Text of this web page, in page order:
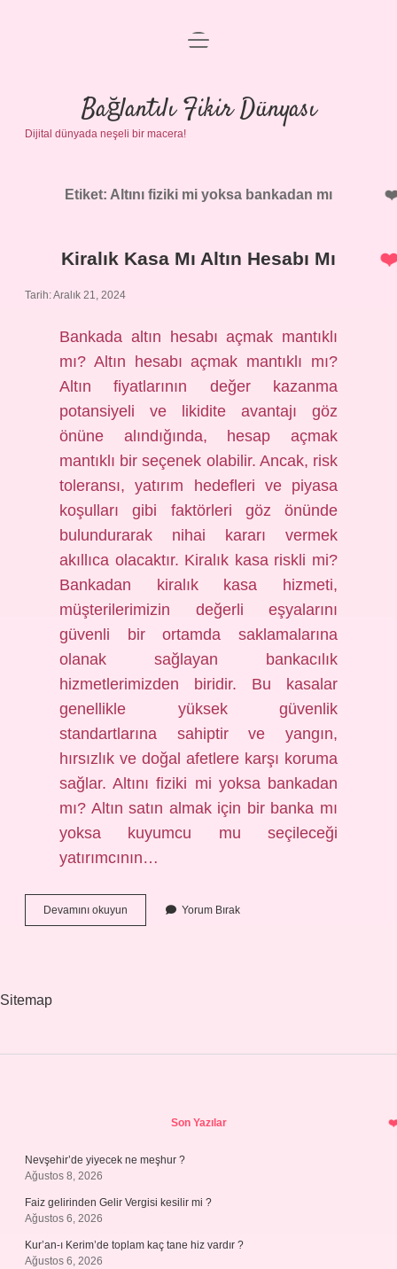
Anasayfa
Gizlilik Politikası
Yasal Uyarı
menüyü
Bağlantılı Fikir Dünyası
Dijital dünyada neşeli bir macera!
Etiket: Altını fiziki mi yoksa bankadan mı
Kiralık Kasa Mı Altın Hesabı Mı
Tarih: Aralık 21, 2024
Bankada altın hesabı açmak mantıklı
mı? Altın hesabı açmak mantıklı mı?
Altın fiyatlarının değer kazanma
potansiyeli ve likidite avantajı göz
önüne alındığında, hesap açmak
mantıklı bir seçenek olabilir. Ancak, risk
toleransı, yatırım hedefleri ve piyasa
koşulları gibi faktörleri göz önünde
bulundurarak nihai kararı vermek
akıllıca olacaktır. Kiralık kasa riskli mi?
Bankadan kiralık kasa hizmeti,
müşterilerimizin değerli eşyalarını
güvenli bir ortamda saklamalarına
olanak sağlayan bankacılık
hizmetlerimizden biridir. Bu kasalar
genellikle yüksek güvenlik
standartlarına sahiptir ve yangın,
hırsızlık ve doğal afetlere karşı koruma
sağlar. Altını fiziki mi yoksa bankadan
mı? Altın satın almak için bir banka mı
yoksa kuyumcu mu seçileceği
yatırımcının…
Devamını okuyun
Kasa
Yorum Bırak
Sitemap
Son Yazılar
Nevşehir’de yiyecek ne meşhur ?
Ağustos 8, 2026
Faiz gelirinden Gelir Vergisi kesilir mi ?
Ağustos 6, 2026
Kur’an-ı Kerim’de toplam kaç tane hiz vardır ?
Ağustos 6, 2026